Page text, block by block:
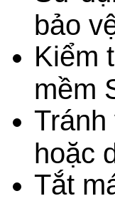
bảo
Kiểm
mềm
hoặc
Tắt